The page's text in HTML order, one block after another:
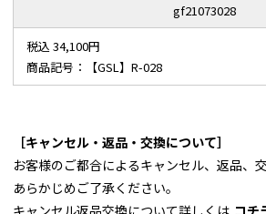
gf21073028
税込 34,100円
商品記号：【GSL】R-028
［キャンセル・返品・交換について］
お客様のご都合によるキャンセル、返品、
あらかじめご了承ください。